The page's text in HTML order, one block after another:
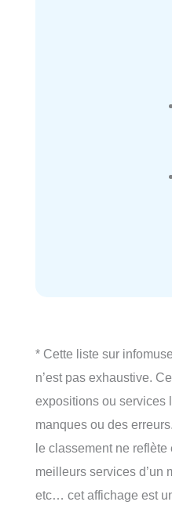
* Cette liste sur
n’est pas exhaustive.
expositions ou services
manques ou des
le classement ne
meilleurs services d’un
etc… cet affichage est